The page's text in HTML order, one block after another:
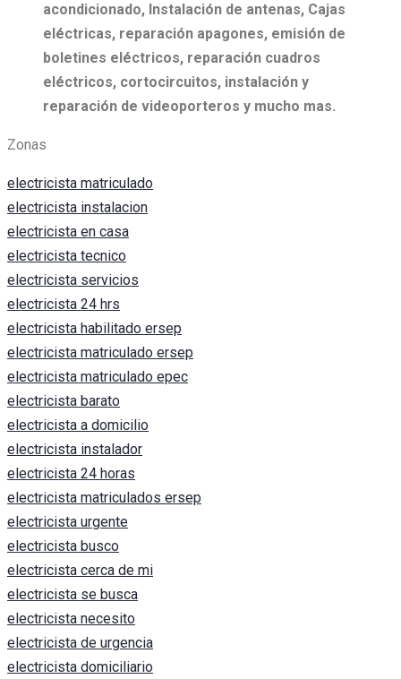
acondicionado, Instalación de antenas, Cajas
eléctricas, reparación apagones, emisión de
boletines eléctricos, reparación cuadros
eléctricos, cortocircuitos, instalación y
reparación de videoporteros y mucho mas.
Zonas
electricista matriculado
electricista instalacion
electricista en casa
electricista tecnico
electricista servicios
electricista 24 hrs
electricista habilitado ersep
electricista matriculado ersep
electricista matriculado epec
electricista barato
electricista a domicilio
electricista instalador
electricista 24 horas
electricista matriculados ersep
electricista urgente
electricista busco
electricista cerca de mi
electricista se busca
electricista necesito
electricista de urgencia
electricista domiciliario